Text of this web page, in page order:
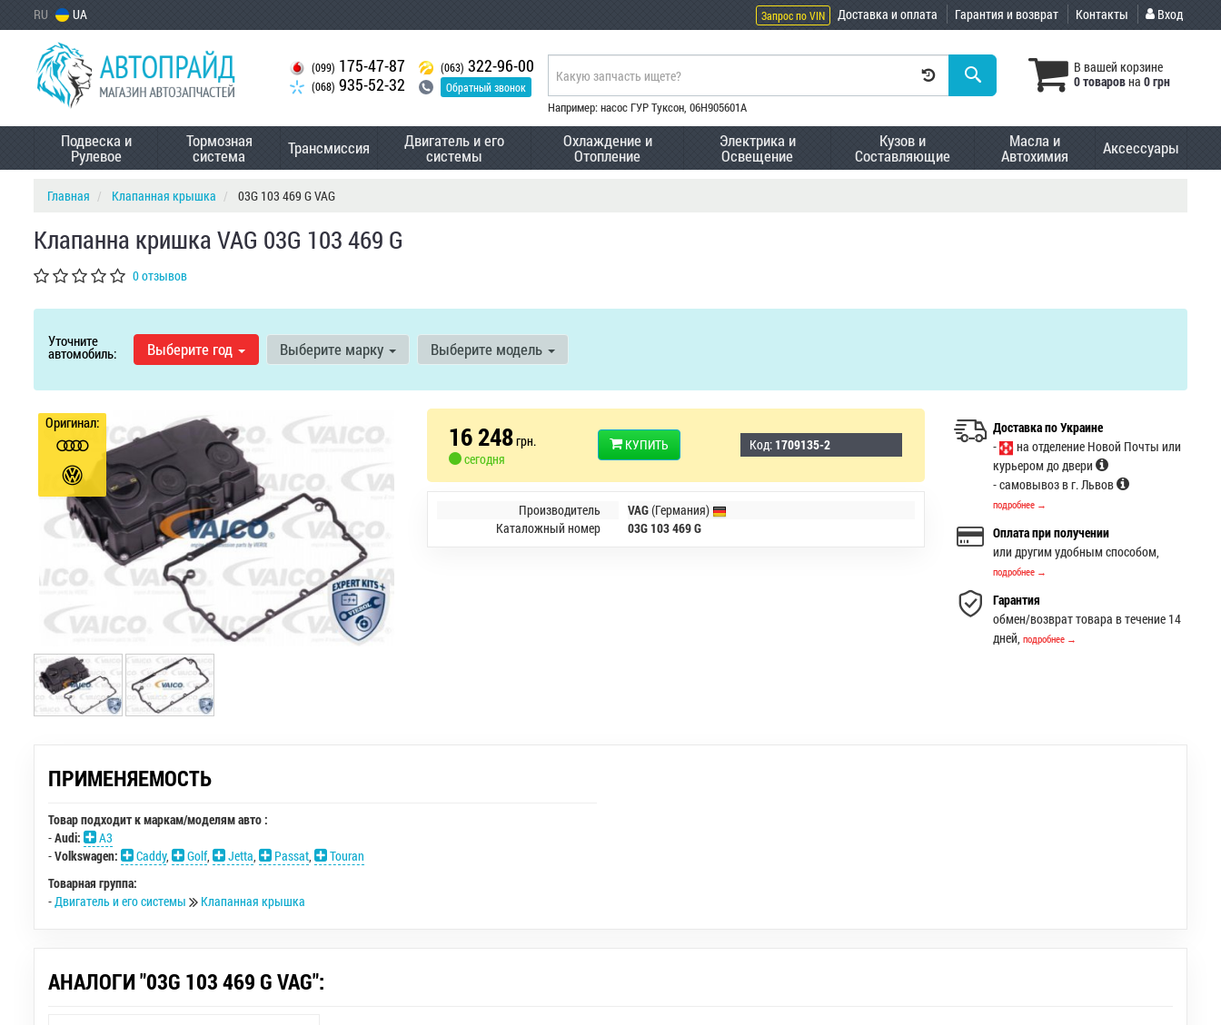
RU UA Запрос по VIN Доставка и оплата Гарантия и возврат Контакты Вход
(099) 175-47-87
(068) 935-52-32
(063) 322-96-00
Обратный звонок
В вашей корзине
0 товаровна 0 грн
Например: насос ГУР Туксон, 06H905601A
Подвеска и
Рулевое
Тормозная
система Трансмиссия Двигатель и его
системы
Охлаждение и
Отопление
Электрика и
Освещение
Кузов и
Составляющие
Масла и
Автохимия Аксессуары
Главная Клапанная крышка 03G 103 469 G VAG
Клапанна кришка VAG 03G 103 469 G
0 отзывов
Уточните
автомобиль: Выберите год Выберите марку Выберите модель
Оригинал: 16 248грн.
сегодня
КУПИТЬ Код: 1709135-2
Производитель VAG(Германия)
Каталожный номер
03G 103 469 G
Доставка по Украине
-
на отделение Новой Почты или
курьером до двери
- самовывоз в г. Львов
подробнее →
Оплата при получении
или другим удобным способом,
подробнее →
Гарантия
обмен/возврат товара в течение 14
дней,подробнее →
ПРИМЕНЯЕМОСТЬ
Товар подходит к маркам/моделям авто :
-Audi:
A3
-Volkswagen: Caddy, Golf, Jetta Passat
Touran
Товарная группа:
- Двигатель и его системы Клапанная крышка
АНАЛОГИ "03G 103 469 G VAG":